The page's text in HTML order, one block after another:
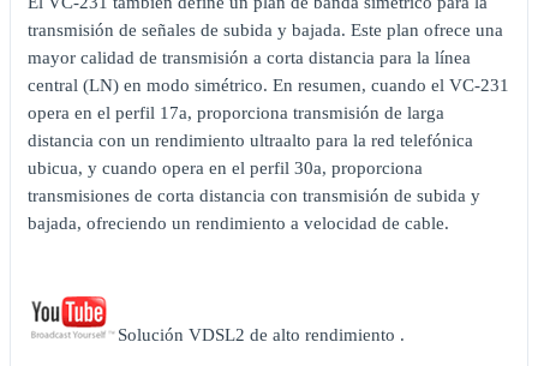
transmisión de señales de subida y bajada. Este plan ofrece una
mayor calidad de transmisión a corta distancia para la línea
central (LN) en modo simétrico. En resumen, cuando el VC-231
opera en el perfil 17a, proporciona transmisión de larga
distancia con un rendimiento ultraalto para la red telefónica
ubicua, y cuando opera en el perfil 30a, proporciona
transmisiones de corta distancia con transmisión de subida y
bajada, ofreciendo un rendimiento a velocidad de cable.
Solución VDSL2 de alto rendimiento .